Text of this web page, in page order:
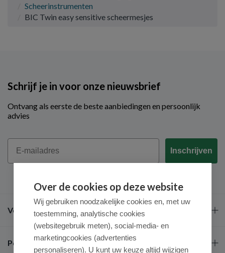
Scheerinstrumenten
BIC Twin easy sensitive scheermesjes
Schrijf je in voor onze nieuwsbrief
Ontvang als eerste de beste aanbiedingen en persoonlijk
advies
Email
Inschrijven
Veel gestelde vragen
Populaire merken
Over de cookies op deze website
Wij gebruiken noodzakelijke cookies en, met uw
toestemming, analytische cookies
(websitegebruik meten), social-media- en
marketingcookies (advertenties
personaliseren). U kunt uw keuze altijd wijzigen